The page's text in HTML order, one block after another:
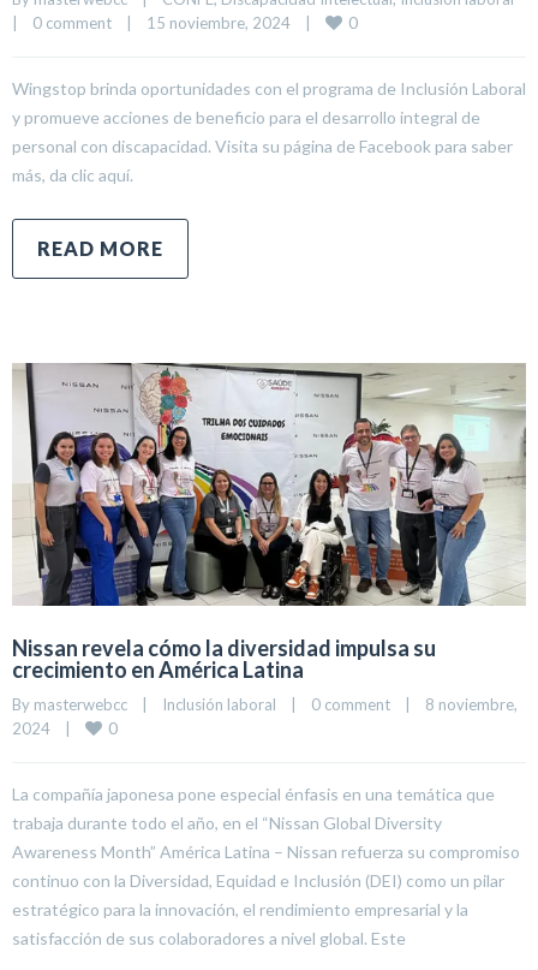
0 comment 15 noviembre, 2024 0
Wingstop brinda oportunidades con el programa de Inclusión Laboral
y promueve acciones de beneficio para el desarrollo integral de
personal con discapacidad. Visita su página de Facebook para saber
más, da clic aquí.
READ MORE
Nissan revela cómo la diversidad impulsa su
crecimiento en América Latina
By masterwebcc | Inclusión laboral | 0 comment |
8 noviembre,
2024
| 0
La compañía japonesa pone especial énfasis en una temática que
trabaja durante todo el año, en el “Nissan Global Diversity
Awareness Month” América Latina – Nissan refuerza su compromiso
continuo con la Diversidad, Equidad e Inclusión (DEI) como un pilar
estratégico para la innovación, el rendimiento empresarial y la
satisfacción de sus colaboradores a nivel global. Este